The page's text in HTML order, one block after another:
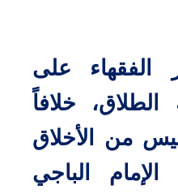
الفقهاء على
خلافاً
من الأخلاق
الباجي